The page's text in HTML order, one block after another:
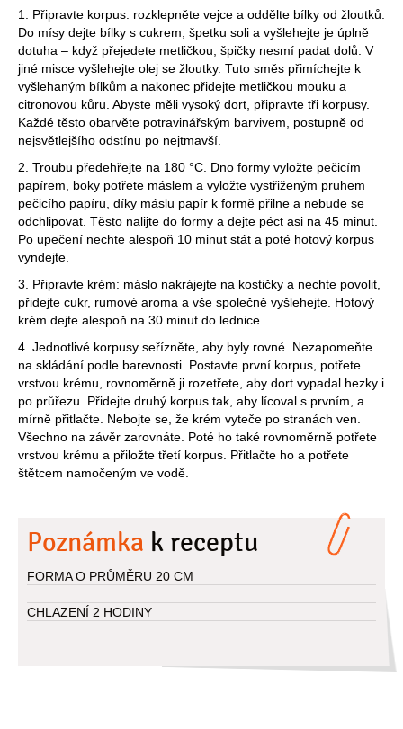
1. Připravte korpus: rozklepněte vejce a oddělte bílky od žloutků.
Do mísy dejte bílky s cukrem, špetku soli a vyšlehejte je úplně
dotuha – když přejedete metličkou, špičky nesmí padat dolů. V
jiné misce vyšlehejte olej se žloutky. Tuto směs přimíchejte k
vyšlehaným bílkům a nakonec přidejte metličkou mouku a
citronovou kůru. Abyste měli vysoký dort, připravte tři korpusy.
Každé těsto obarvěte potravinářským barvivem, postupně od
nejsvětlejšího odstínu po nejtmavší.
2. Troubu předehřejte na 180 °C. Dno formy vyložte pečicím
papírem, boky potřete máslem a vyložte vystřiženým pruhem
pečicího papíru, díky máslu papír k formě přilne a nebude se
odchlipovat. Těsto nalijte do formy a dejte péct asi na 45 minut.
Po upečení nechte alespoň 10 minut stát a poté hotový korpus
vyndejte.
3. Připravte krém: máslo nakrájejte na kostičky a nechte povolit,
přidejte cukr, rumové aroma a vše společně vyšlehejte. Hotový
krém dejte alespoň na 30 minut do lednice.
4. Jednotlivé korpusy seřízněte, aby byly rovné. Nezapomeňte
na skládání podle barevnosti. Postavte první korpus, potřete
vrstvou krému, rovnoměrně ji rozetřete, aby dort vypadal hezky i
po průřezu. Přidejte druhý korpus tak, aby lícoval s prvním, a
mírně přitlačte. Nebojte se, že krém vyteče po stranách ven.
Všechno na závěr zarovnáte. Poté ho také rovnoměrně potřete
vrstvou krému a přiložte třetí korpus. Přitlačte ho a potřete
štětcem namočeným ve vodě.
Poznámka k receptu
FORMA O PRŮMĚRU 20 CM
CHLAZENÍ 2 HODINY